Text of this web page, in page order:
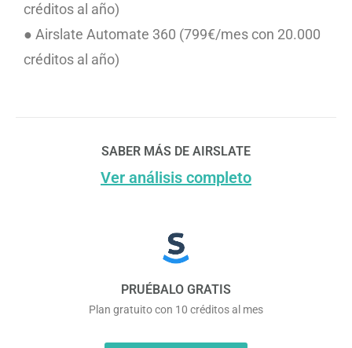
créditos al año)
● Airslate Automate 360 (799€/mes con 20.000
créditos al año)
SABER MÁS DE AIRSLATE
Ver análisis completo
PRUÉBALO GRATIS
Plan gratuito con 10 créditos al mes